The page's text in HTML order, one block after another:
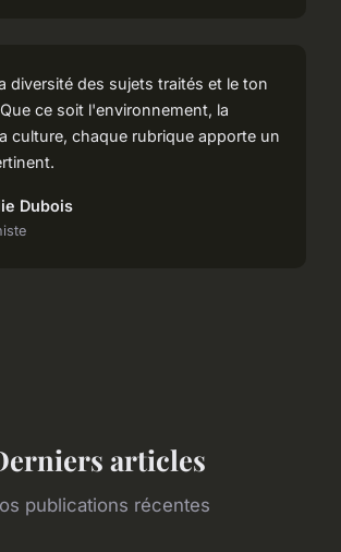
diversité des sujets traités et le ton
ce soit l'environnement, la
culture, chaque rubrique apporte un
Dubois
articles
publications récentes